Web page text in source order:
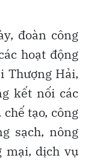
đoàn công
hoạt động
Thượng Hải,
kết nối các
tạo, công
sạch, nông
mại, dịch vụ